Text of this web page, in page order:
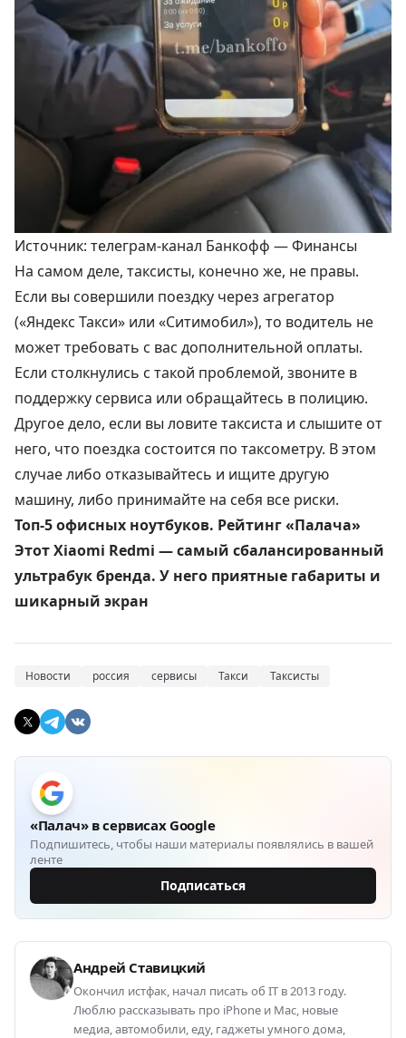
Источник: телеграм-канал Банкофф — Финансы
На самом деле, таксисты, конечно же, не правы.
Если вы совершили поездку через агрегатор
(«Яндекс Такси» или «Ситимобил»), то водитель не
может требовать с вас дополнительной оплаты.
Если столкнулись с такой проблемой, звоните в
поддержку сервиса или обращайтесь в полицию.
Другое дело, если вы ловите таксиста и слышите от
него, что поездка состоится по таксометру. В этом
случае либо отказывайтесь и ищите другую
машину, либо принимайте на себя все риски.
Топ-5 офисных ноутбуков. Рейтинг «Палача»
Этот Xiaomi Redmi — самый сбалансированный
ультрабук бренда. У него приятные габариты и
шикарный экран
Новости россия сервисы Такси Таксисты
«Палач» в сервисах Google
Подпишитесь, чтобы наши материалы появлялись в вашей
ленте
Подписаться
Андрей Ставицкий
Окончил истфак, начал писать об IT в 2013 году.
Люблю рассказывать про iPhone и Mac, новые
медиа, автомобили, еду, гаджеты умного дома,